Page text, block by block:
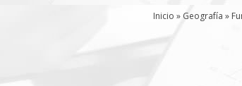
Inicio » Geografía »